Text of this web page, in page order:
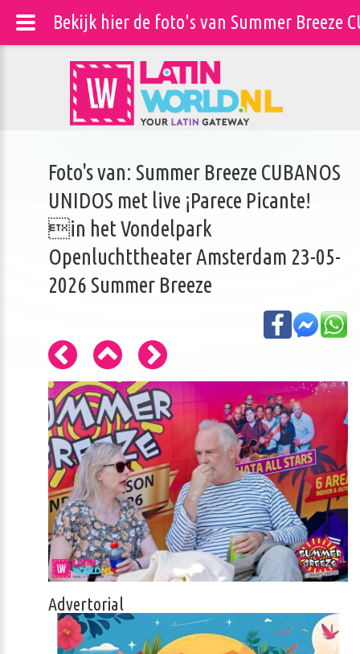
Foto's van: Summer Breeze CUBANOS
UNIDOS met live ¡Parece Picante!
in het Vondelpark
Openluchttheater Amsterdam 23-05-
2026 Summer Breeze
Advertorial
Bekijk hier de foto's van Summer Breeze